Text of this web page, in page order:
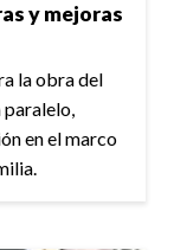
y mejoras
la obra del
paralelo,
en el marco